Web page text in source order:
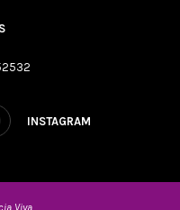
INSTAGRAM
Viva